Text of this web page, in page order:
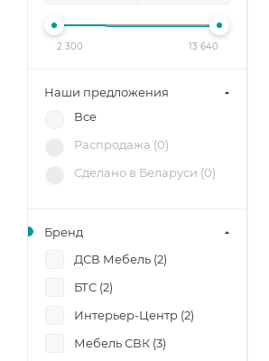
2 300 13 640
Наши предложения
Все
Распродажа (0)
Сделано в Беларуси (0)
Бренд
ДСВ Мебель (2)
БТС (2)
Интерьер-Центр (2)
Мебель СВК (3)